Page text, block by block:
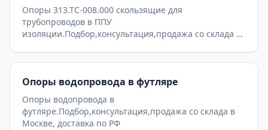
Опоры 313.ТС-008.000 скользящие для
трубопроводов в ППУ
изоляции.Подбор,консультация,продажа со склада в
Опоры водопровода в футляре
Опоры водопровода в
футляре.Подбор,консультация,продажа со склада в
Москве, доставка по РФ